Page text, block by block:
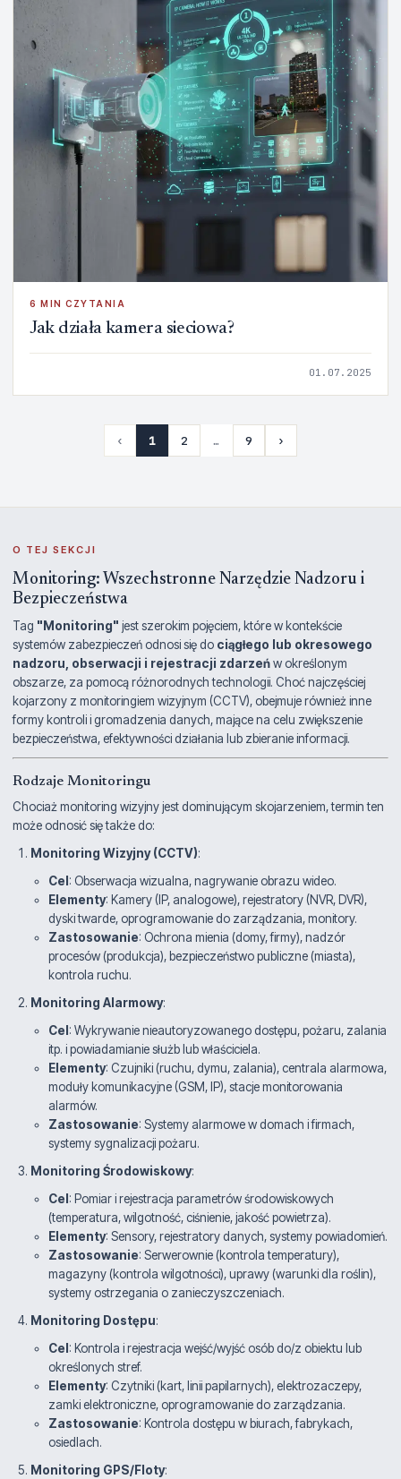
6 MIN CZYTANIA
Jak działa kamera sieciowa?
01.07.2025
‹ 1 2 … 9 ›
O TEJ SEKCJI
Monitoring: Wszechstronne Narzędzie Nadzoru i
Bezpieczeństwa
Tag "Monitoring" jest szerokim pojęciem, które w kontekście
systemów zabezpieczeń odnosi się do ciągłego lub okresowego
nadzoru, obserwacji i rejestracji zdarzeńw określonym
obszarze, za pomocą różnorodnych technologii. Choć najczęściej
kojarzony z monitoringiem wizyjnym (CCTV), obejmuje również inne
formy kontroli i gromadzenia danych, mające na celu zwiększenie
bezpieczeństwa, efektywności działania lub zbieranie informacji.
Rodzaje Monitoringu
Chociaż monitoring wizyjny jest dominującym skojarzeniem, termin ten
może odnosić się także do:
Monitoring Wizyjny (CCTV):
Cel : Obserwacja wizualna, nagrywanie obrazu wideo.
Elementy: Kamery (IP, analogowe), rejestratory (NVR, DVR),
dyski twarde, oprogramowanie do zarządzania, monitory.
Zastosowanie: Ochrona mienia (domy, firmy), nadzór
procesów (produkcja), bezpieczeństwo publiczne (miasta),
kontrola ruchu.
Monitoring Alarmowy:
Cel : Wykrywanie nieautoryzowanego dostępu, pożaru, zalania
itp. i powiadamianie służb lub właściciela.
Elementy: Czujniki (ruchu, dymu, zalania), centrala alarmowa,
moduły komunikacyjne (GSM, IP), stacje monitorowania
alarmów.
Zastosowanie: Systemy alarmowe w domach i firmach,
systemy sygnalizacji pożaru.
Monitoring Środowiskowy:
Cel : Pomiar i rejestracja parametrów środowiskowych
(temperatura, wilgotność, ciśnienie, jakość powietrza).
Elementy: Sensory, rejestratory danych, systemy powiadomień.
Zastosowanie: Serwerownie (kontrola temperatury),
magazyny (kontrola wilgotności), uprawy (warunki dla roślin),
systemy ostrzegania o zanieczyszczeniach.
Monitoring Dostępu:
Cel : Kontrola i rejestracja wejść/wyjść osób do/z obiektu lub
określonych stref.
Elementy: Czytniki (kart, linii papilarnych), elektrozaczepy,
zamki elektroniczne, oprogramowanie do zarządzania.
Zastosowanie: Kontrola dostępu w biurach, fabrykach,
osiedlach.
Monitoring GPS/Floty: